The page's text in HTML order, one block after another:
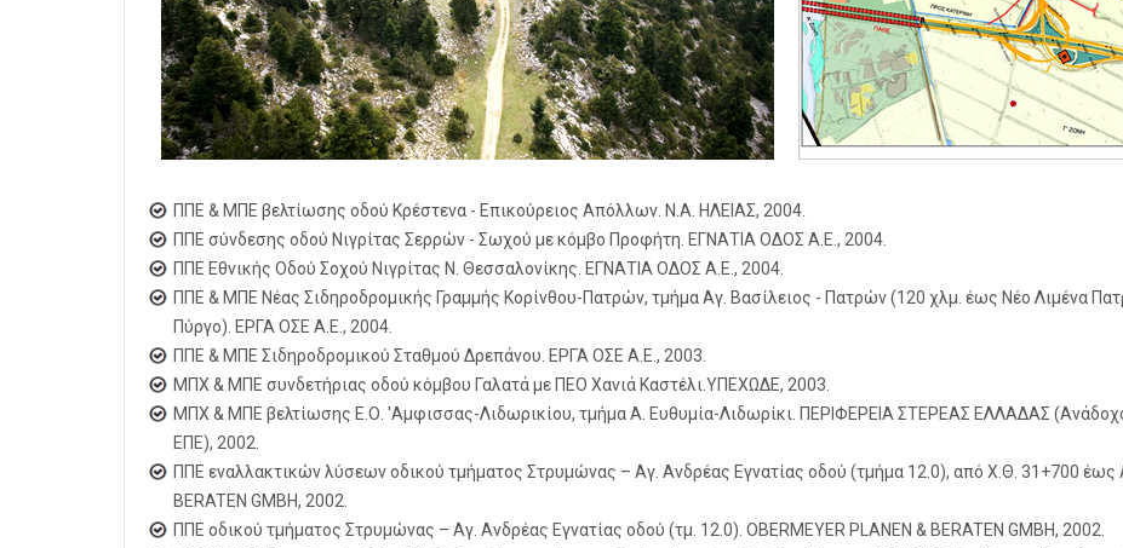
ΠΠΕ & ΜΠΕ βελτίωσης οδού Κρέστενα - Επικούρειος Απόλλων. Ν.Α. ΗΛΕΙΑΣ, 2004.
ΠΠΕ σύνδεσης οδού Νιγρίτας Σερρών - Σωχού με κόμβο Προφήτη. ΕΓΝΑΤΙΑ ΟΔΟΣ Α.Ε., 2004.
ΠΠΕ Εθνικής Οδού Σοχού Νιγρίτας Ν. Θεσσαλονίκης. ΕΓΝΑΤΙΑ ΟΔΟΣ Α.Ε., 2004.
ΠΠΕ & ΜΠΕ Νέας Σιδηροδρομικής Γραμμής Κορίνθου-Πατρών, τμήμα Αγ. Βασίλειος - Πατρών (120 χλμ. έως Νέο Λιμένα
Πύργο). ΕΡΓΑ ΟΣΕ Α.Ε., 2004.
ΠΠΕ & ΜΠΕ Σιδηροδρομικού Σταθμού Δρεπάνου. ΕΡΓΑ ΟΣΕ Α.Ε., 2003.
ΜΠΧ & ΜΠE συνδετήριας οδού κόμβου Γαλατά με ΠΕΟ Χανιά Καστέλι.ΥΠΕΧΩΔΕ, 2003.
ΜΠX & ΜΠΕ βελτίωσης Ε.Ο. 'Αμφισσας-Λιδωρικίου, τμήμα Α. Ευθυμία-Λιδωρίκι. ΠΕΡΙΦΕΡΕΙΑ ΣΤΕΡΕΑΣ ΕΛΛΑΔΑΣ
ΕΠΕ), 2002.
ΠΠΕ εναλλακτικών λύσεων οδικού τμήματος Στρυμώνας – Αγ. Ανδρέας Εγνατίας οδού (τμήμα 12.0), από Χ.Θ. 31+700 έως
BERATEN GMBH, 2002.
ΠΠΕ οδικού τμήματος Στρυμώνας – Αγ. Ανδρέας Εγνατίας οδού (τμ. 12.0). OBERMEYER PLANEN & BERATEN GMBH, 2002.